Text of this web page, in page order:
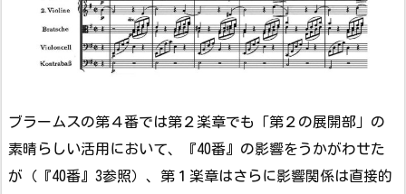
ブラームスの第４番では第２楽章でも「第２の展開部」の
素晴らしい活用において、『40番』の影響をうかがわせた
が（『40番』3参照）、第１楽章はさらに影響関係は直接的